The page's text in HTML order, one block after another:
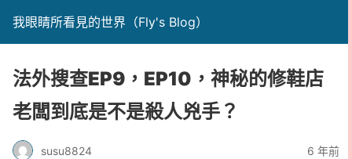
我眼睛所看見的世界（Fly's Blog）
法外搜查EP9，EP10，神秘的修鞋店
老闆到底是不是殺人兇手？
susu8824 6 年前